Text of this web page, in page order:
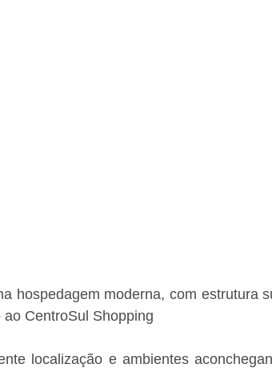
hospedagem moderna, com estrutura
CentroSul Shopping
localização e ambientes